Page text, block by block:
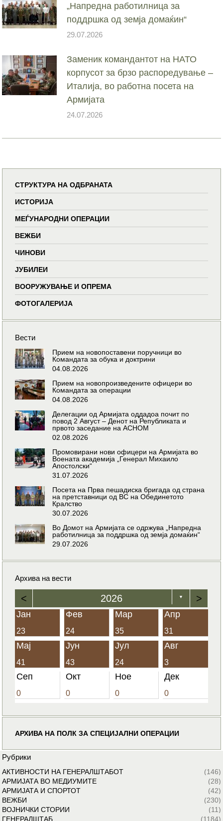
„Напредна работилница за
поддршка од земја домаќин“
29.07.2026
Заменик командантот на НАТО
корпусот за брзо распоредување –
Италија, во работна посета на
Армијата
24.07.2026
СТРУКТУРА НА ОДБРАНАТА
ИСТОРИЈА
МЕЃУНАРОДНИ ОПЕРАЦИИ
ВЕЖБИ
ЧИНОВИ
ЈУБИЛЕИ
ВООРУЖУВАЊЕ И ОПРЕМА
ФОТОГАЛЕРИЈА
Вести
Прием на новопоставени поручници во
Командата за обука и доктрини
04.08.2026
Прием на новопроизведените офицери во
Командата за операции
04.08.2026
Делегации од Армијата оддадоа почит по
повод 2 Август – Денот на Републиката и
првото заседание на АСНОМ
02.08.2026
Промовирани нови офицери на Армијата во
Воената академија „Генерал Михаило
Апостолски“
31.07.2026
Посета на Прва пешадиска бригада од страна
на претставници од ВС на Обединетото
Кралство
30.07.2026
Во Домот на Армијата се одржува „Напредна
работилница за поддршка од земја домаќин“
29.07.2026
Архива на вести
< 2026 ▼ >
Јан
23
Фев
24
Мар
35
Апр
31
Мај
41
Јун
43
Јул
24
Авг
3
Сеп
0
Окт
0
Ное
0
Дек
0
АРХИВА НА ПОЛК ЗА СПЕЦИЈАЛНИ ОПЕРАЦИИ
Рубрики
АКТИВНОСТИ НА ГЕНЕРАЛШТАБОТ
(146)
АРМИЈАТА ВО МЕДИУМИТЕ
(28)
АРМИЈАТА И СПОРТОТ
(42)
ВЕЖБИ
(230)
ВОЈНИЧКИ СТОРИИ
(11)
ГЕНЕРАЛШТАБ
(1184)